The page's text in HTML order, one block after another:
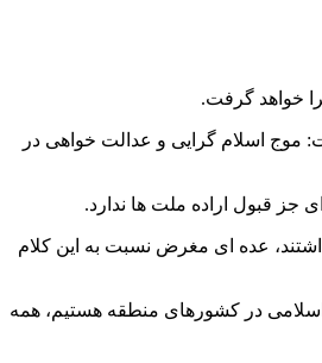
خواهد گرفت.
موج اسلام گرایی و عدالت خواهی در
جز قبول اراده ملت ها ندارد.
عده ای مغرض نسبت به این کلام
در کشورهای منطقه هستیم، همه